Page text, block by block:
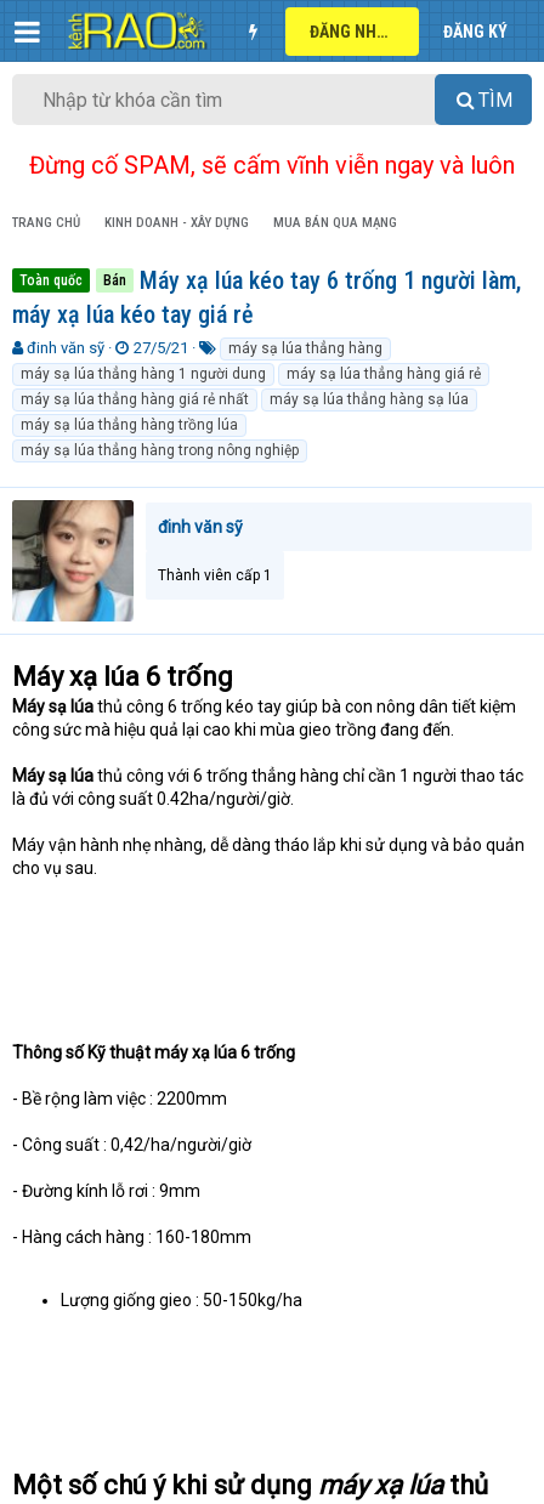
ĐĂNG NHẬP ĐĂNG KÝ
TÌM
Đừng cố SPAM, sẽ cấm vĩnh viễn ngay và luôn
TRANG CHỦ KINH DOANH - XÂY DỰNG MUA BÁN QUA MẠNG
Toàn quốc Bán
Máy xạ lúa kéo tay 6 trống 1 người làm,
máy xạ lúa kéo tay giá rẻ
T
h
r
e
a
d
t
r
t
e
r
đinh văn sỹ
N
g
à
y
g
ử
27/5/21
ừ
k
h
ó
a
máy sạ lúa thẳng hàng
máy sạ lúa thẳng hàng 1 người dung
máy sạ lúa thẳng hàng giá rẻ
máy sạ lúa thẳng hàng giá rẻ nhất
máy sạ lúa thẳng hàng sạ lúa
máy sạ lúa thẳng hàng trồng lúa
máy sạ lúa thẳng hàng trong nông nghiệp
đinh văn sỹ
Thành viên cấp 1
Máy xạ lúa 6 trống
Máy sạ lúathủ công 6 trống kéo tay giúp bà con nông dân tiết kiệm
công sức mà hiệu quả lại cao khi mùa gieo trồng đang đến.
Máy sạ lúathủ công với 6 trống thẳng hàng chỉ cần 1 người thao tác
là đủ với công suất 0.42ha/người/giờ.
Máy vận hành nhẹ nhàng, dễ dàng tháo lắp khi sử dụng và bảo quản
cho vụ sau.
Thông số Kỹ thuật máy xạ lúa 6 trống
- Bề rộng làm việc : 2200mm
- Công suất : 0,42/ha/người/giờ
- Đường kính lỗ rơi : 9mm
- Hàng cách hàng : 160-180mm
Lượng giống gieo : 50-150kg/ha
Một số chú ý khi sử dụng máy xạ lúathủ